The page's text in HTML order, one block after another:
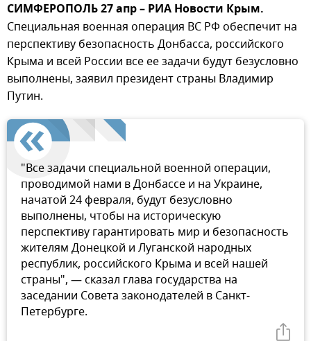
СИМФЕРОПОЛЬ 27 апр – РИА Новости Крым.
Специальная военная операция ВС РФ обеспечит на
перспективу безопасность Донбасса, российского
Крыма и всей России все ее задачи будут безусловно
выполнены, заявил президент страны Владимир
Путин.
"Все задачи специальной военной операции,
проводимой нами в Донбассе и на Украине,
начатой 24 февраля, будут безусловно
выполнены, чтобы на историческую
перспективу гарантировать мир и безопасность
жителям Донецкой и Луганской народных
республик, российского Крыма и всей нашей
страны", — сказал глава государства на
заседании Совета законодателей в Санкт-
Петербурге.